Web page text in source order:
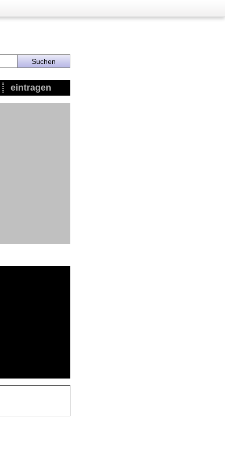
eintragen